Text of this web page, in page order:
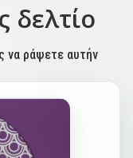
δελτίο
να ράψετε αυτήν